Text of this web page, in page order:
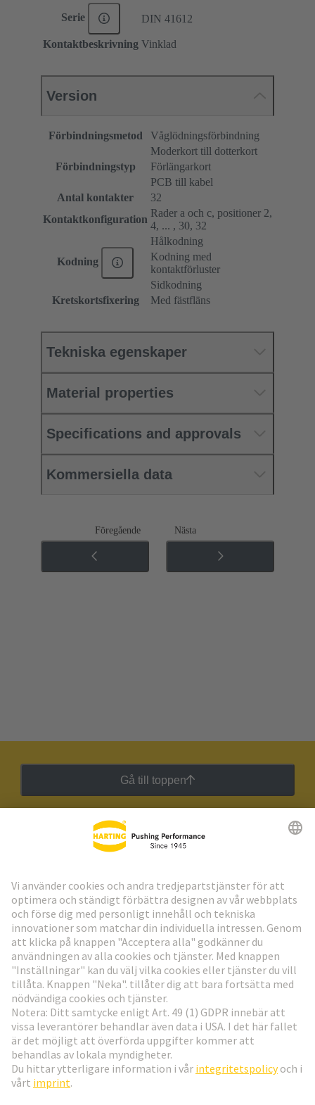
Serie DIN 41612
Kontaktbeskrivning Vinklad
Version
Förbindningsmetod Våglödningsförbindning
Förbindningstyp
Moderkort till dotterkort
Förlängarkort
PCB till kabel
Antal kontakter
32
Kontaktkonfiguration
Rader a och c, positioner 2,
4, ... , 30, 32
Kodning
Hålkodning
Kodning med
kontaktförluster
Sidkodning
Kretskortsfixering
Med fästfläns
Tekniska egenskaper
Material properties
Specifications and approvals
Kommersiella data
Föregående Nästa
Gå till toppen
HARTING:s nyhetsbrev
Gå till registrering
Social Media
Sverige